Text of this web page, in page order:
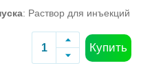
: Раствор для инъекций
Купить